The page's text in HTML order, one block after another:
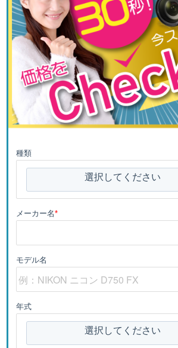
種類
選択してください
メーカー名*
モデル名
年式
選択してください